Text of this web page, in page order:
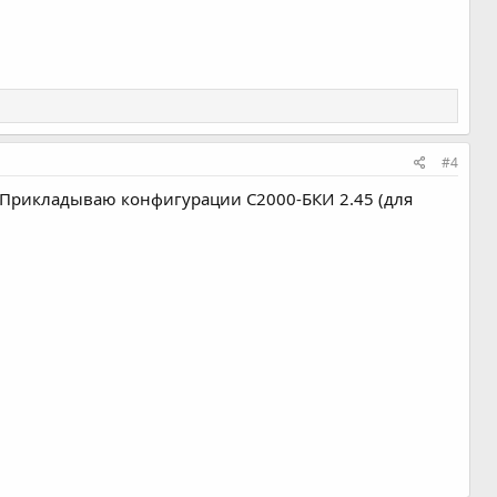
#4
конфигурации С2000-БКИ 2.45 (для